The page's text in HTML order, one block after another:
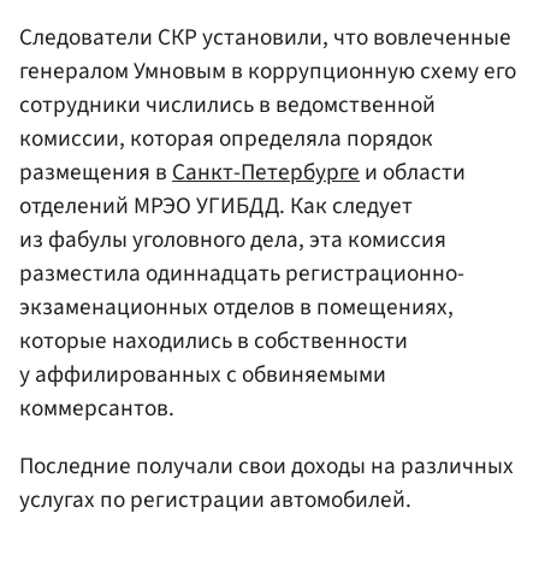
Следователи СКР установили, что вовлеченные
генералом Умновым в коррупционную схему его
сотрудники числились в ведомственной
комиссии, которая определяла порядок
размещения вСанкт-Петербургеи области
отделений МРЭО УГИБДД. Как следует
из фабулы уголовного дела, эта комиссия
разместила одиннадцать регистрационно-
экзаменационных отделов в помещениях,
которые находились в собственности
у аффилированных с обвиняемыми
коммерсантов.
Последние получали свои доходы на различных
услугах по регистрации автомобилей.